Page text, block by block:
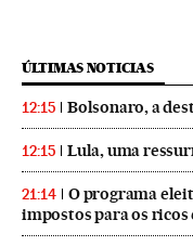
ÚLTIMAS NOTICIAS
12:15 Bolsonaro, a
12:15 Lula, uma
21:14
O programa
impostos para os